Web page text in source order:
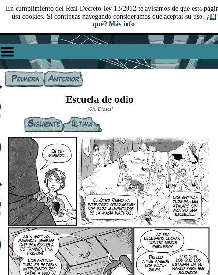
En cumplimiento del Real Decreto-ley 13/2012 te avisamos de que esta
usa cookies. Si continúas navegando consideramos que aceptas su uso. ¿El
qué? Más info
Escuela de odio
¡Oh, Diosas!